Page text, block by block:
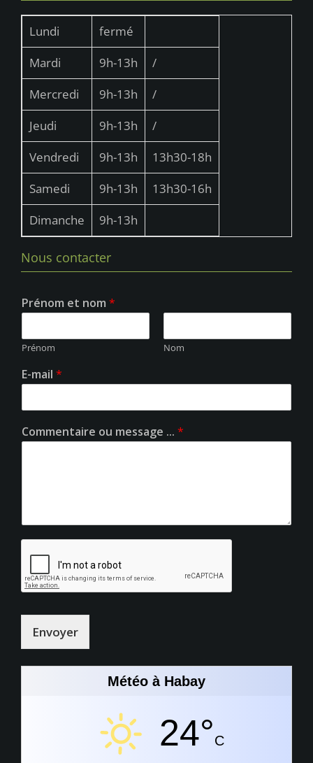
Lundi
fermé
Mardi
9h-13h
/
Mercredi
9h-13h
/
Jeudi
9h-13h
/
Vendredi
9h-13h
13h30-18h
Samedi
9h-13h
13h30-16h
Dimanche
9h-13h
Nous contacter
Prénom et nom *
Prénom Nom
E-mail *
Commentaire ou message ... *
Envoyer
Météo à Habay
24°C